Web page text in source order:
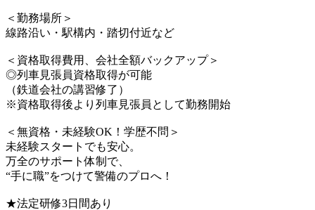
＜勤務場所＞
線路沿い・駅構内・踏切付近など
＜資格取得費用、会社全額バックアップ＞
◎列車見張員資格取得が可能
（鉄道会社の講習修了）
※資格取得後より列車見張員として勤務開始
＜無資格・未経験OK！学歴不問＞
未経験スタートでも安心。
万全のサポート体制で、
“手に職”をつけて警備のプロへ！
★法定研修3日間あり